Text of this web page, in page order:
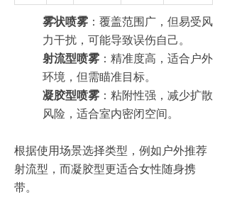
雾状喷雾 ：覆盖范围广，但易受风
力干扰，可能导致误伤自己。
射流型喷雾 ：精准度高，适合户外
环境，但需瞄准目标。
凝胶型喷雾 ：粘附性强，减少扩散
风险，适合室内密闭空间。
根据使用场景选择类型，例如户外推荐
射流型，而凝胶型更适合女性随身携
带。